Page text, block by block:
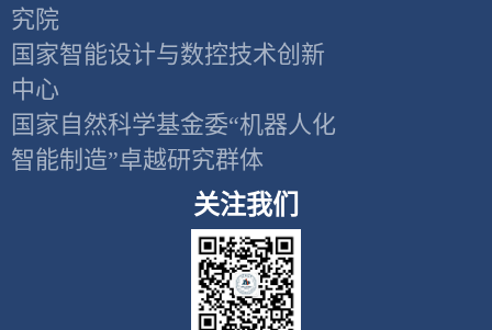
究院
国家智能设计与数控技术创新
中心
国家自然科学基金委“机器人化
智能制造”卓越研究群体
关注我们